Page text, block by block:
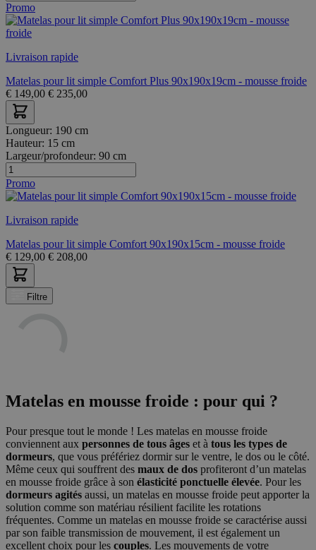
Promo
Livraison rapide
Matelas pour lit simple Comfort Plus 90x190x19cm - mousse froide
€ 149,00 € 235,00
Longueur: 190 cm
Hauteur: 15 cm
Largeur/profondeur: 90 cm
Promo
Livraison rapide
Matelas pour lit simple Comfort 90x190x15cm - mousse froide
€ 129,00 € 208,00
Filtre
Matelas en mousse froide : pour qui ?
Pour presque tout le monde ! Les matelas en mousse froide
conviennent aux personnes de tous âges et à tous les types de
dormeurs, que vous préfériez dormir sur le ventre, le dos ou le côté.
Même ceux qui souffrent des maux de dos profiteront d’un matelas
en mousse froide grâce à son élasticité ponctuelle élevée. Pour les
dormeurs agités aussi, un matelas en mousse froide peut apporter la
solution comme son matériau résilient facilite les rotations
fréquentes. Comme un matelas en mousse froide se caractérise aussi
par son faible transmission de mouvement, il est également un
excellent choix pour les couples. Les mouvements de votre